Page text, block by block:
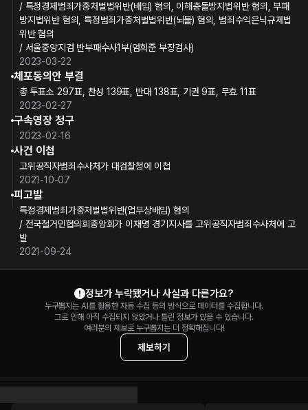
/ 특정경제범죄가중처벌법위반(배임) 혐의, 이해충돌방지법위반 혐의, 부패
방지법위반 혐의, 특정범죄가중처벌법위반(뇌물) 혐의, 범죄수익은닉규제법
위반 혐의
/ 서울중앙지검 반부패수사1부(엄희준 부장검사)
2023-03-22
체포동의안 부결
총 투표소 297표, 찬성 139표, 반대 138표, 기권 9표, 무효 11표
2023-02-27
구속영장 청구
2023-02-16
사건 이첩
고위공직자범죄수사처가 대검찰청에 이첩
2021-10-07
피고발
특정경제범죄가중처벌법위반(업무상배임) 혐의
/ 전국철거민협의회중앙회가 이재명 경기지사를 고위공직자범죄수사처에 고
발
2021-09-24
정보가 누락됐거나 사실과 다른가요?
누구뽑지는 AI를 활용한 자동 수집 등의 방식으로 데이터를 수집합니다.
그로 인해 아직 수집되지 않았거나 틀린 정보가 있을 수 있습니다.
여러분의 제보로 누구뽑지는 더 정확해집니다!
제보하기